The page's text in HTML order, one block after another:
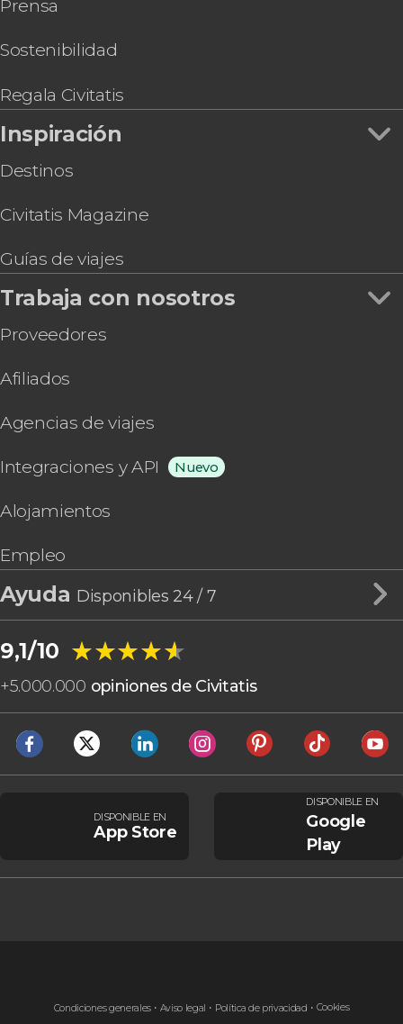
Prensa
Sostenibilidad
Regala Civitatis
Inspiración
Destinos
Civitatis Magazine
Guías de viajes
Trabaja con nosotros
Proveedores
Afiliados
Agencias de viajes
Integraciones y API Nuevo
Alojamientos
Empleo
Ayuda Disponibles 24 / 7
9,1/10 ★★★★★
★★★★★
+5.000.000 opiniones de Civitatis
DISPONIBLE EN
App Store
DISPONIBLE EN
Google
Play
Condiciones generales Aviso legal Política de privacidad Cookies